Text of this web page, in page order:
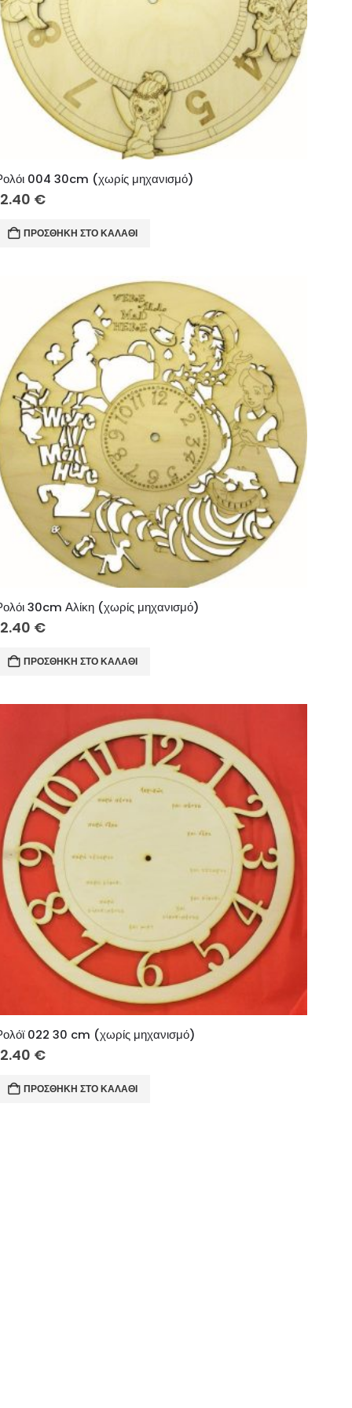
004 30cm (χωρίς μηχανισμό)
€
ΠΡΟΣΘΉΚΗ ΣΤΟ ΚΑΛΆΘΙ
30cm Αλίκη (χωρίς μηχανισμό)
€
ΠΡΟΣΘΉΚΗ ΣΤΟ ΚΑΛΆΘΙ
022 30 cm (χωρίς μηχανισμό)
€
ΠΡΟΣΘΉΚΗ ΣΤΟ ΚΑΛΆΘΙ